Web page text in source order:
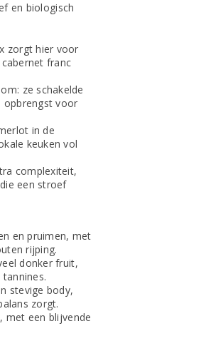
en biologisch
zorgt hier voor
franc
ze schakelde
opbrengst voor
in de
keuken vol
complexiteit,
een stroef
en pruimen, met
rijping.
donker fruit,
stevige body,
zorgt.
met een blijvende